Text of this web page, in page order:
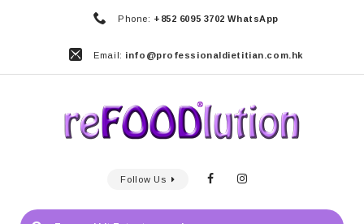
Phone: +852 6095 3702 WhatsApp
Email: info@professionaldietitian.com.hk
Follow Us